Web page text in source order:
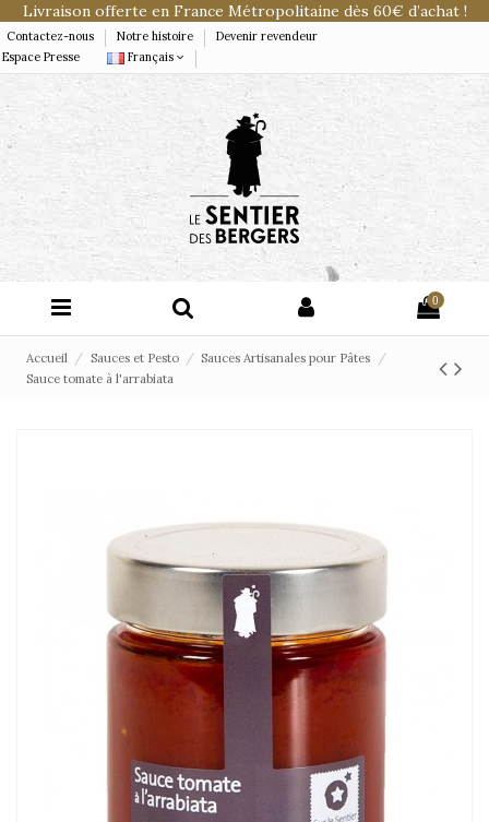
Livraison offerte en France Métropolitaine dès 60€ d’achat !
Contactez-nous Notre histoire
Devenir revendeur
Espace Presse
Français
0
Accueil Sauces et Pesto
Sauces Artisanales pour Pâtes
Sauce tomate à l'arrabiata